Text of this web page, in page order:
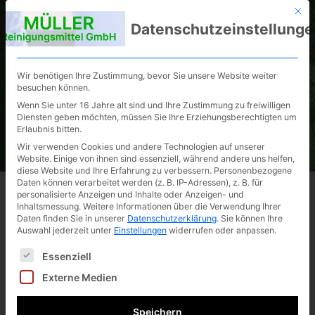
MÜLLER
Reinigungsmittel
GmbH
06355 3101
info@mueller
-
reinigungsmi
„Wir sind groß genug um ihre
Anforderungen zu erfüllen…
…und klein genug um flexibel auf ihre
Wünsche zu reagieren!”
Die Firma Müller
Mit
Wir benötigen Ihre Zustimmung, bevor Sie unsere Website weiter
besuchen können.
Wenn Sie unter 16 Jahre alt sind und Ihre Zustimmung zu freiwilligen
Diensten geben möchten, müssen Sie Ihre Erziehungsberechtigten um
Erlaubnis bitten.
Wir verwenden Cookies und andere Technologien auf unserer
Website. Einige von ihnen sind essenziell, während andere uns helfen,
diese Website und Ihre Erfahrung zu verbessern. Personenbezogene
Daten können verarbeitet werden (z. B. IP-Adressen), z. B. für
personalisierte Anzeigen und Inhalte oder Anzeigen- und
Inhaltsmessung. Weitere Informationen über die Verwendung Ihrer
Daten finden Sie in unserer Datenschutzerklärung. Sie können Ihre
Auswahl jederzeit unter Einstellungen widerrufen oder anpassen.
Es folgt eine Liste der Service-Gruppen, für die eine
Essenziell
Externe Medien
Speichern